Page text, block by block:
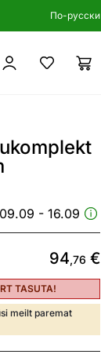
По-русски
- 16.09
94,76 €
TASUTA!
meilt paremat